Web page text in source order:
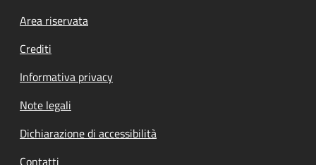
Footer menu
Area riservata
Crediti
Informativa privacy
Note legali
Dichiarazione di accessibilità
Contatti